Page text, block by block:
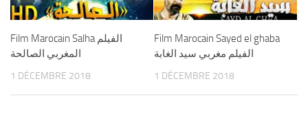
Film Marocain Salha الفيلم
المغربي الصالحة
1 DÉCEMBRE 2018
Film Marocain Sayed el ghaba
الفيلم مغربي سيد الغابة
1 DÉCEMBRE 2018